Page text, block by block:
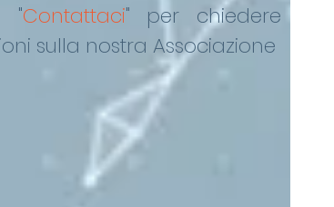
"Contattaci"
per chiedere
sulla nostra Associazione